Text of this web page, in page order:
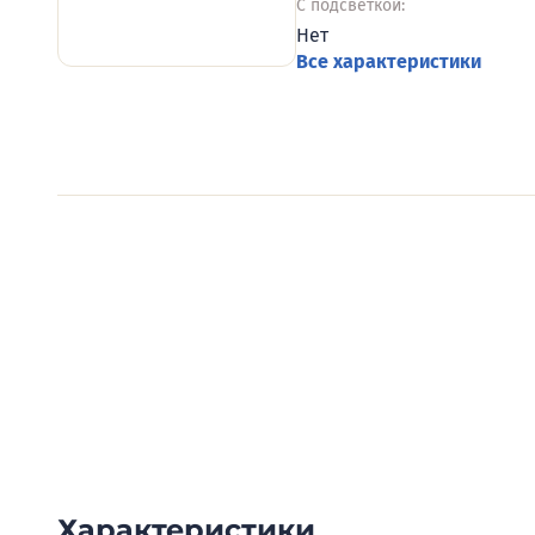
С подсветкой:
Нет
Все характеристики